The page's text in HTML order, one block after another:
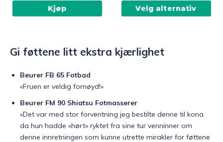
Kjøp Velg alternativ
Gi føttene litt ekstra kjærlighet
Beurer FB 65 Fotbad
«Fruen er veldig fornøyd!»
Beurer FM 90 Shiatsu Fotmasserer
«Det var med stor forventning jeg bestilte denne til kona
da hun hadde «hørt» ryktet fra sine tur venninner om
denne innretningen som kunne utrette mirakler for føttene